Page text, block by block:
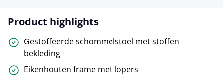
Product highlights
Gestoffeerde schommelstoel met stoffen
bekleding
Eikenhouten frame met lopers